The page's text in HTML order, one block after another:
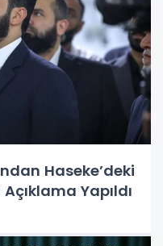
Haseke’deki
Yapıldı